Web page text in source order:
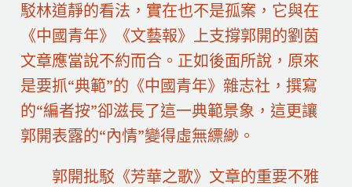
駁林道靜的看法，實在也不是孤案，它與在
《中國青年》《文藝報》上支撐郭開的劉茵
文章應當說不約而合。正如後面所說，原來
是要抓“典範”的《中國青年》雜志社，撰寫
的“編者按”卻滋長了這一典範景象，這更讓
郭開表露的“內情”變得虛無縹緲。
郭開批駁《芳華之歌》文章的重要不雅